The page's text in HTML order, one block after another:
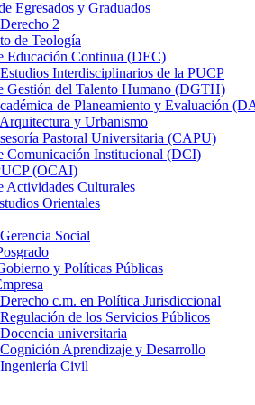
Egresados y Graduados
2
de Teología
Educación Continua (DEC)
Interdisciplinarios de la PUCP
Gestión del Talento Humano (DGTH)
de Planeamiento y Evaluación
y Urbanismo
Pastoral Universitaria (CAPU)
Comunicación Institucional (DCI)
(OCAI)
Actividades Culturales
Orientales
Social
y Políticas Públicas
c.m. en Política Jurisdiccional
de los Servicios Públicos
universitaria
Aprendizaje y Desarrollo
Civil